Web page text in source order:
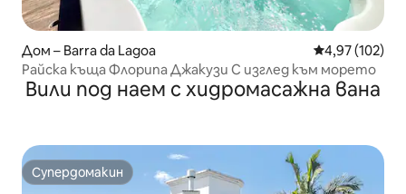
Дом – Barra da Lagoa Средна
4,97 (102)
Райска къща Флорипа Джакузи С изглед към морето
Вили под наем с хидромасажна вана
Супердомакин
Супердомакин